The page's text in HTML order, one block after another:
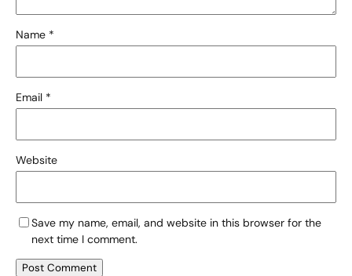
Name *
Email *
Website
Save my name, email, and website in this browser for the
next time I comment.